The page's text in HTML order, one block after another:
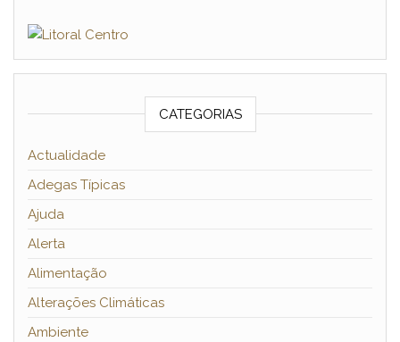
CATEGORIAS
Actualidade
Adegas Típicas
Ajuda
Alerta
Alimentação
Alterações Climáticas
Ambiente